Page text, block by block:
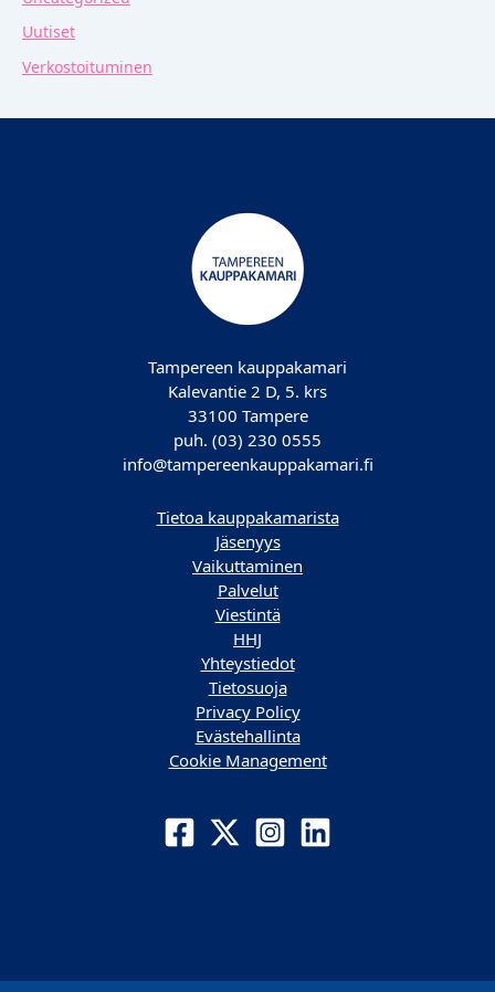
Uutiset
Verkostoituminen
Tampereen kauppakamari
Kalevantie 2 D, 5. krs
33100 Tampere
puh. (03) 230 0555
info@tampereenkauppakamari.fi
Tietoa kauppakamarista
Jäsenyys
Vaikuttaminen
Palvelut
Viestintä
HHJ
Yhteystiedot
Tietosuoja
Privacy Policy
Evästehallinta
Cookie Management